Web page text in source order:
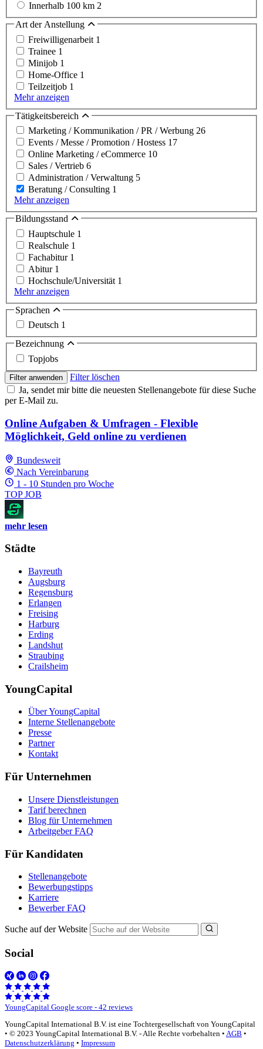
Innerhalb 100 km 2
Art der Anstellung
Freiwilligenarbeit 1
Trainee 1
Minijob 1
Home-Office 1
Teilzeitjob 1
Mehr anzeigen
Tätigkeitsbereich
Marketing / Kommunikation / PR / Werbung 26
Events / Messe / Promotion / Hostess 17
Online Marketing / eCommerce 10
Sales / Vertrieb 6
Administration / Verwaltung 5
Beratung / Consulting 1
Mehr anzeigen
Bildungsstand
Hauptschule 1
Realschule 1
Fachabitur 1
Abitur 1
Hochschule/Universität 1
Mehr anzeigen
Sprachen
Deutsch 1
Bezeichnung
Topjobs
Filter anwenden
Filter löschen
Ja, sendet mir bitte die neuesten Stellenangebote für diese Suche
per E-Mail zu.
Online Aufgaben & Umfragen - Flexible
Möglichkeit, Geld online zu verdienen
Bundesweit
Nach Vereinbarung
1 - 10 Stunden pro Woche
TOP JOB
mehr lesen
Städte
Bayreuth
Augsburg
Regensburg
Erlangen
Freising
Harburg
Erding
Landshut
Straubing
Crailsheim
YoungCapital
Über YoungCapital
Interne Stellenangebote
Presse
Partner
Kontakt
Für Unternehmen
Unsere Dienstleistungen
Tarif berechnen
Blog für Unternehmen
Arbeitgeber FAQ
Für Kandidaten
Stellenangebote
Bewerbungstipps
Karriere
Bewerber FAQ
Suche auf der Website
Social
YoungCapital Google score - 42 reviews
YoungCapital International B.V. ist eine Tochtergesellschaft von YoungCapital
• © 2023 YoungCapital International B.V. - Alle Rechte vorbehalten • AGB •
Datenschutzerklärung • Impressum